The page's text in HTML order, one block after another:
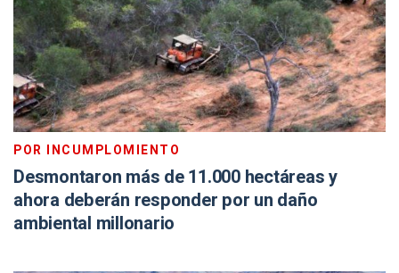
POR INCUMPLOMIENTO
Desmontaron más de 11.000 hectáreas y
ahora deberán responder por un daño
ambiental millonario